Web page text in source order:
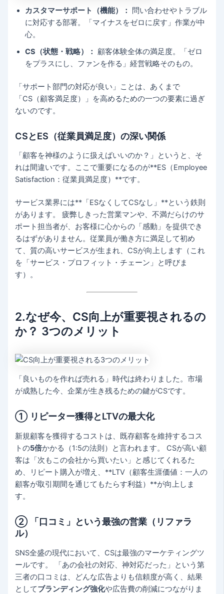
カスタマーサポート（機能）：
問い合わせやトラブル
に対応する部署。「マイナスをゼロに戻す」作業が中
心。
CS（状態・戦略）：
顧客体験全体の満足度。「ゼロ
をプラスにし、ファンを作る」経営戦略そのもの。
「サポート部門の対応が良い」ことは、あくまで
「CS（顧客満足度）」を高めるための一つの要素に過ぎ
ないのです。
CSとES（従業員満足度）の深い関係
「顧客を神様のように扱えばいいのか？」というと、そ
れは間違いです。ここで重要になるのが**ES（Employee
Satisfaction：従業員満足度）**です。
サービス業界には**「ESなくしてCSなし」**という鉄則
があります。 疲弊しきった営業マンや、不満だらけのサ
ポート担当者が、お客様に心からの「感動」を提供でき
るはずがありません。従業員が働き方に満足して初め
て、質の高いサービスが生まれ、CSが向上します（これ
を「サービス・プロフィット・チェーン」と呼びま
す）。
2.なぜ今、CS向上が重要視されるの
か？ 3つのメリット
「良いものを作れば売れる」時代は終わりました。市場
が成熟した今、企業が生き残るための鍵がCSです。
① リピーター獲得とLTVの最大化
新規顧客を獲得するコストは、既存顧客を維持するコス
トの5倍かかる（1:5の法則）と言われます。 CSが高い顧
客は「次もこの会社から買いたい」と感じてくれるた
め、リピート購入が増え、**LTV（顧客生涯価値：一人の
顧客が取引期間を通じてもたらす利益）**が向上しま
す。
② 「口コミ」という最強の営業（リファラ
ル）
SNS全盛の現代において、CSは最強のマーケティングツ
ールです。 「あの会社の対応、神対応だった」という第
三者の口コミは、どんな広告よりも信頼度が高く、結果
としてブランディング強化や広告費の削減につながりま